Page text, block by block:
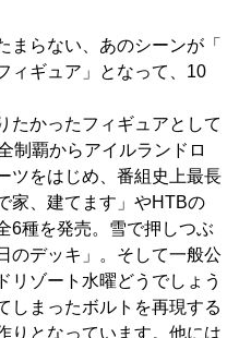
まらない、あのシーンが「
ィギュア」となって、10
たかったフィギュアとして
制覇からアイルランドロ
ツをはじめ、番組史上最長
家、建てます」やHTBの
6種を発売。雪で押しつぶ
のデッキ」。そして一般公
リゾート水曜どうでしょう
しまったボルトを再現する
りとなっています。他には